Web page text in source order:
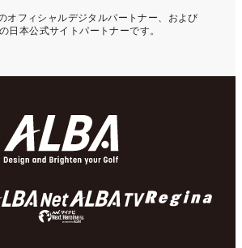
オフィシャルデジタルパートナー、および
日本公式サイトパートナーです。